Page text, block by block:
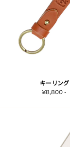
キーリング
¥8,800 -